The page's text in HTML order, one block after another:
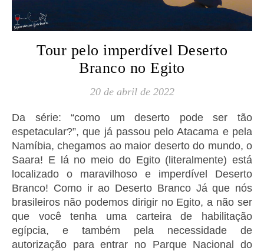
Tour pelo imperdível Deserto
Branco no Egito
20 de abril de 2022
Da série: “como um deserto pode ser tão
espetacular?”, que já passou pelo Atacama e pela
Namíbia, chegamos ao maior deserto do mundo, o
Saara! E lá no meio do Egito (literalmente) está
localizado o maravilhoso e imperdível Deserto
Branco! Como ir ao Deserto Branco Já que nós
brasileiros não podemos dirigir no Egito, a não ser
que você tenha uma carteira de habilitação
egípcia, e também pela necessidade de
autorização para entrar no Parque Nacional do